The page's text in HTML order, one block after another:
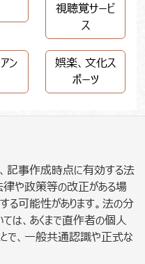
視聴覚サービ
ス
ン
娯楽、文化ス
ポーツ
、記事作成時点に有効する法
律や政策等の改正がある場
る可能性があります。法の分
は、あくまで直作者の個人
で、一般共通認識や正式な